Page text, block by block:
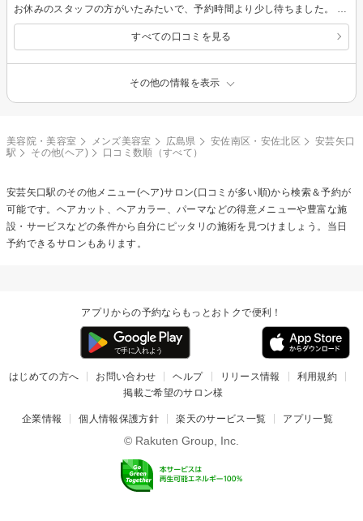
すべての口コミを見る
その他の情報を表示
美容院・美容室 メンズ美容室 広島県 安佐南区・安佐北区
安芸矢口
駅
その他(ヘア) 口コミ数順（すべて）
安芸矢口駅のその他メニュー(ヘア)サロン(口コミが多い順)から検索＆予約が
可能です。ヘアカット、ヘアカラー、パーマなどの得意メニューや豊富な施
設・サービスなどの条件から自分にピッタリの施術を見つけましょう。当日
予約できるサロンもあります。
アプリからの予約ならもっとおトクで便利！
はじめての方へ お問い合わせ ヘルプ リリース情報
利用規約
掲載ご希望のサロン様
企業情報 個人情報保護方針 楽天のサービス一覧 アプリ一覧
© Rakuten Group, Inc.